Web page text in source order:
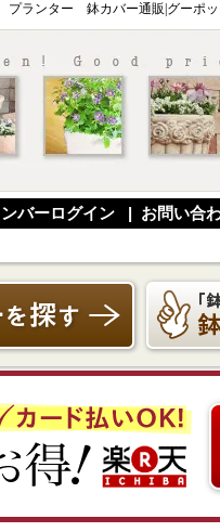
ンター 鉢カバー通販|グーポット
ンバーログイン | お問い合